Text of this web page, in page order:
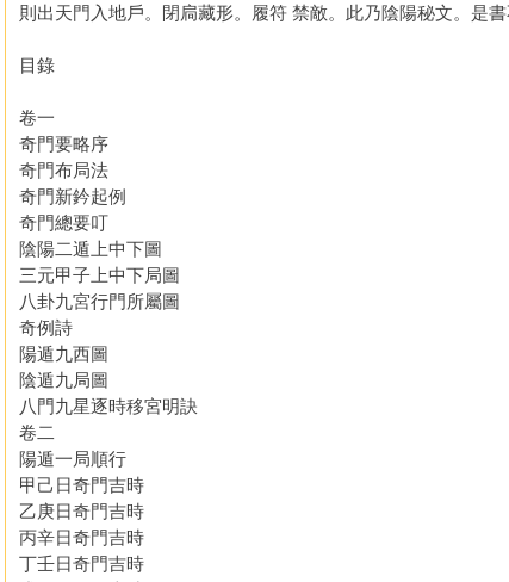
則出天門入地戶。閉扃藏形。履符 禁敵。此乃陰陽秘文。是書
目錄
卷一
奇門要略序
奇門布局法
奇門新鈐起例
奇門總要叮
陰陽二遁上中下圖
三元甲子上中下局圖
八卦九宮行門所屬圖
奇例詩
陽遁九西圖
陰遁九局圖
八門九星逐時移宮明訣
卷二
陽遁一局順行
甲己日奇門吉時
乙庚日奇門吉時
丙辛日奇門吉時
丁壬日奇門吉時